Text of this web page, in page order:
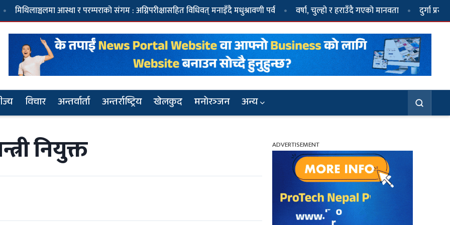
आस्था र परम्पराको संगम : अग्निपरीक्षासहित विधिवत् मनाइँदै मधुश्रावणी पर्व वर्षा, चुल्हो र हराउँदै गएको मानवता दुर्गा प्रसाईं पक्राउ
विचार अन्तर्वार्ता अन्तर्राष्ट्रिय खेलकुद मनोरञ्जन अन्य
२
चीनको चासोपछि सरकारले रद्द गर्‍यो तिब्बती
अध्ययन सम्मेलन
धवल र दुर्गा प्रसाईंले गठन गरे दल, नाम ‘जय
नेपाल पार्टी’
दुर्गा प्रसाईं पक्राउ
नियुक्त ADVERTISEMENT